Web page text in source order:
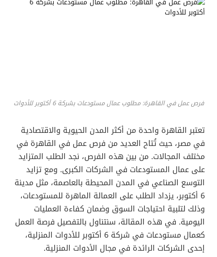
فرص عمل في القاهرة: مطلوب عمال مستودعات بشركة 6 أكتوبر للأدوات
تعتبر القاهرة واحدة من أكثر المدن الحيوية والاقتصادية
في مصر، حيث تُتاح العديد من فرص عمل في القاهرة في
مختلف المجالات. من بين هذه الفرص، نجد الطلب المتزايد
على عمال المستودعات في الشركات الكبرى. ومع تزايد
التوسع الصناعي في المدن المحيطة بالعاصمة، مثل مدينة
6 أكتوبر، يزداد الطلب على العمالة الماهرة للمستودعات،
وذلك لتلبية احتياجات السوق وضمان كفاءة العمليات
اليومية. في هذه المقالة، سنتناول بالتفصيل فرصة العمل
كعمال مستودعات في شركة 6 أكتوبر للأدوات المنزلية،
إحدى الشركات الرائدة في مجال الأدوات المنزلية.